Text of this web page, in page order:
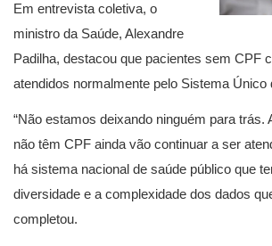
Em entrevista coletiva, o
ministro da Saúde, Alexandre
Padilha, destacou que pacientes sem CPF
atendidos normalmente pelo Sistema Único
“Não estamos deixando ninguém para trás.
não têm CPF ainda vão continuar a ser
há sistema nacional de saúde público que
diversidade e a complexidade dos dados
completou.